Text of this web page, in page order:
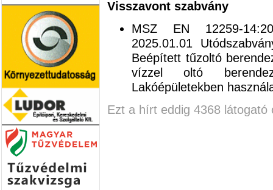
Visszavont szabvány
MSZ EN 12259-
2025.01.01
Beépített tűzoltó
vízzel oltó
Lakóépületekben
Ezt a hírt eddig 4368 látogató